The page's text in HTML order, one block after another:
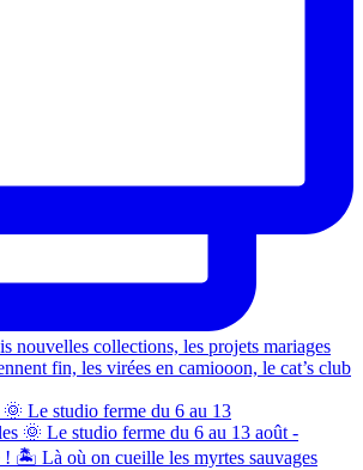
🌞 Le studio ferme du 6 au 13